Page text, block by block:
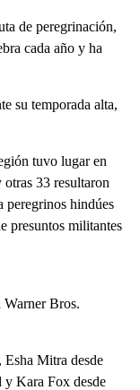
de peregrinación,
cada año y ha
su temporada alta,
tuvo lugar en
33 resultaron
peregrinos hindúes
presuntos militantes
Bros.
Mitra desde
y Kara Fox desde